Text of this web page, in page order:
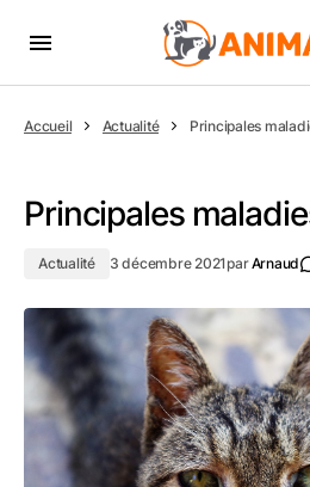
Accueil Actualité Principales
Principales
Actualité 3 décembre 2021parArnaud